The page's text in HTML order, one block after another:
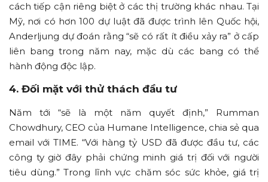
cách tiếp cận riêng biệt ở các thị trường khác nhau. Tại
Mỹ, nơi có hơn 100 dự luật đã được trình lên Quốc hội,
Anderljung dự đoán rằng “sẽ có rất ít điều xảy ra” ở cấp
liên bang trong năm nay, mặc dù các bang có thể
hành động độc lập.
4. Đối mặt với thử thách đầu tư
Năm tới “sẽ là một năm quyết định,” Rumman
Chowdhury, CEO của Humane Intelligence, chia sẻ qua
email với TIME. “Với hàng tỷ USD đã được đầu tư, các
công ty giờ đây phải chứng minh giá trị đối với người
tiêu dùng.” Trong lĩnh vực chăm sóc sức khỏe, giá trị